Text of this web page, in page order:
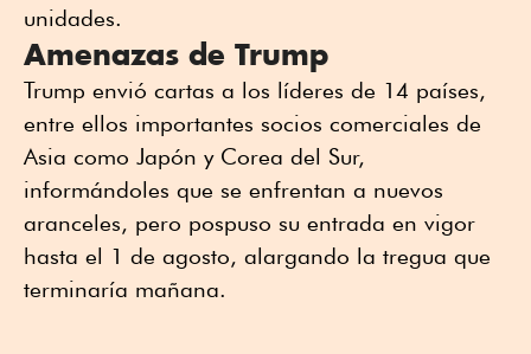
unidades.
Amenazas de Trump
Trump envió cartas a los líderes de 14 países,
entre ellos importantes socios comerciales de
Asia como Japón y Corea del Sur,
informándoles que se enfrentan a nuevos
aranceles, pero pospuso su entrada en vigor
hasta el 1 de agosto, alargando la tregua que
terminaría mañana.